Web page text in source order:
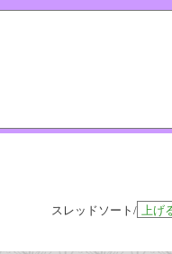
スレッドソート/